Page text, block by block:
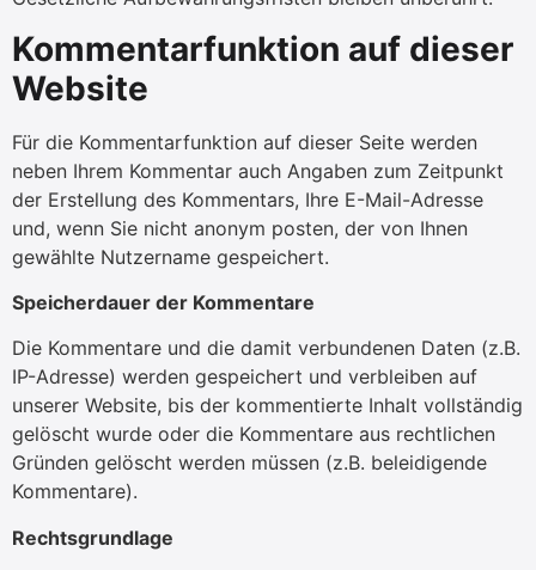
Kommentarfunktion auf dieser
Website
Für die Kommentarfunktion auf dieser Seite werden
neben Ihrem Kommentar auch Angaben zum Zeitpunkt
der Erstellung des Kommentars, Ihre E-Mail-Adresse
und, wenn Sie nicht anonym posten, der von Ihnen
gewählte Nutzername gespeichert.
Speicherdauer der Kommentare
Die Kommentare und die damit verbundenen Daten (z.B.
IP-Adresse) werden gespeichert und verbleiben auf
unserer Website, bis der kommentierte Inhalt vollständig
gelöscht wurde oder die Kommentare aus rechtlichen
Gründen gelöscht werden müssen (z.B. beleidigende
Kommentare).
Rechtsgrundlage